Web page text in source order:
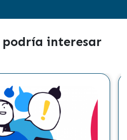
interesar